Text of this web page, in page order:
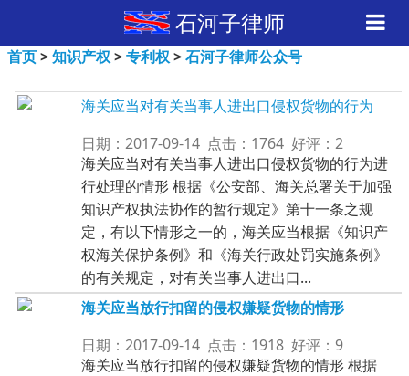
石河子律师
首页>知识产权>专利权>石河子律师公众号
海关应当对有关当事人进出口侵权货物的行为
日期：2017-09-14 点击：1764 好评：2
海关应当对有关当事人进出口侵权货物的行为进
行处理的情形 根据《公安部、海关总署关于加强
知识产权执法协作的暂行规定》第十一条之规
定，有以下情形之一的，海关应当根据《知识产
权海关保护条例》和《海关行政处罚实施条例》
的有关规定，对有关当事人进出口...
海关应当放行扣留的侵权嫌疑货物的情形
日期：2017-09-14 点击：1918 好评：9
海关应当放行扣留的侵权嫌疑货物的情形 根据